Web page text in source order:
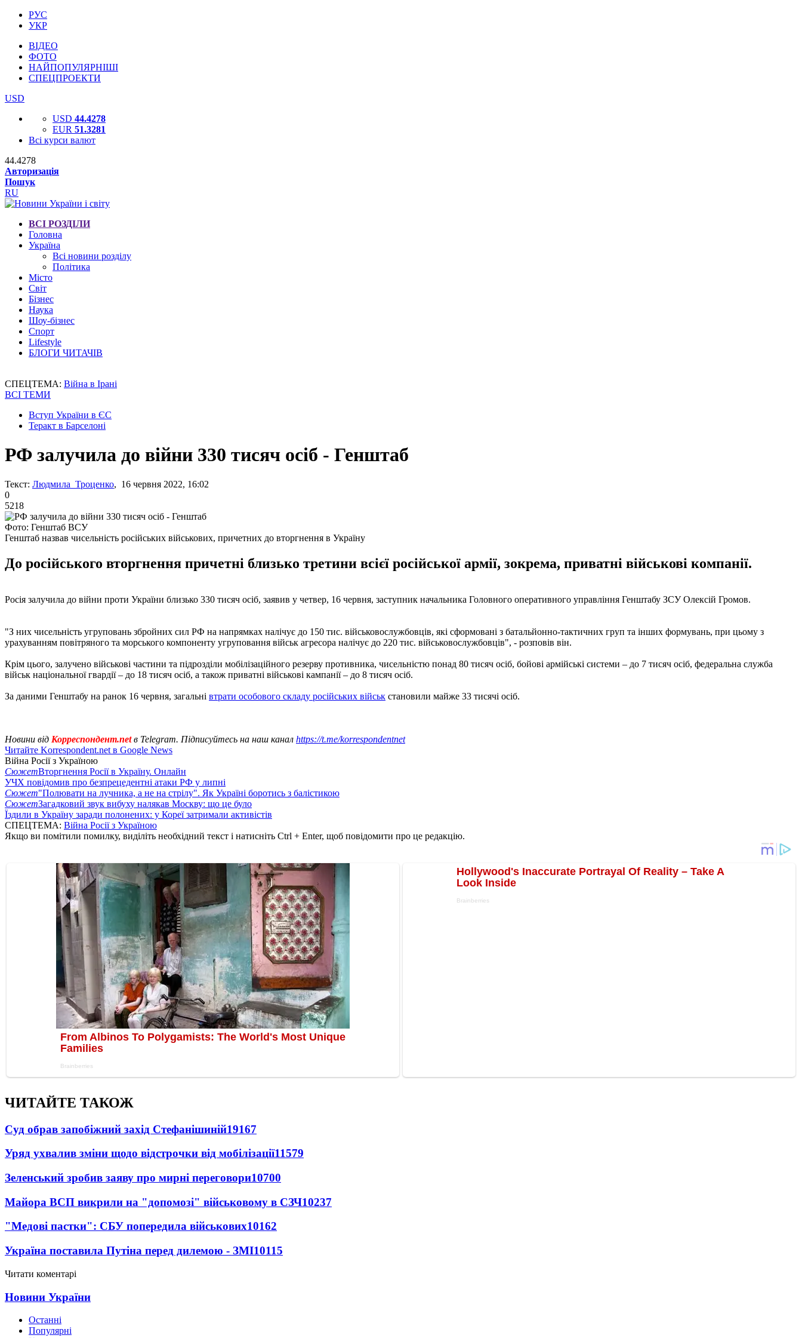
РУС
УКР
ВІДЕО
ФОТО
НАЙПОПУЛЯРНІШІ
СПЕЦПРОЕКТИ
USD
USD 44.4278
EUR 51.3281
Всі курси валют
44.4278
Авторизація
Пошук
RU
ВСІ РОЗДІЛИ
Головна
Україна
Всі новини розділу
Політика
Місто
Світ
Бізнес
Наука
Шоу-бізнес
Спорт
Lifestyle
БЛОГИ ЧИТАЧІВ
СПЕЦТЕМА: Війна в Ірані
ВСІ ТЕМИ
Вступ України в ЄС
Теракт в Барселоні
РФ залучила до війни 330 тисяч осіб - Генштаб
Текст: Людмила Троценко, 16 червня 2022, 16:02
0
5218
Фото: Генштаб ВСУ
Генштаб назвав чисельність російських військових, причетних до вторгнення в Україну
До російського вторгнення причетні близько третини всієї російської армії, зокрема, приватні військові компанії.
Росія залучила до війни проти України близько 330 тисяч осіб, заявив у четвер, 16 червня, заступник начальника Головного оперативного управління Генштабу ЗСУ Олексій Громов.
"З них чисельність угруповань збройних сил РФ на напрямках налічує до 150 тис. військовослужбовців, які сформовані з батальйонно-тактичних груп та інших формувань, при цьому з
урахуванням повітряного та морського компоненту угруповання військ агресора налічує до 220 тис. військовослужбовців", - розповів він.
Крім цього, залучено військові частини та підрозділи мобілізаційного резерву противника, чисельністю понад 80 тисяч осіб, бойові армійські системи – до 7 тисяч осіб, федеральна служба
військ національної гвардії – до 18 тисяч осіб, а також приватні військові кампанії – до 8 тисяч осіб.
За даними Генштабу на ранок 16 червня, загальні втрати особового складу російських військ становили майже 33 тисячі осіб.
Новини від Корреспондент.netв Telegram. Підписуйтесь на наш канал https://t.me/korrespondentnet
Читайте Korrespondent.net в Google News
Війна Росії з Україною
СюжетВторгнення Росії в Україну. Онлайн
УЧХ повідомив про безпрецедентні атаки РФ у липні
Сюжет"Полювати на лучника, а не на стрілу". Як Україні боротись з балістикою
СюжетЗагадковий звук вибуху налякав Москву: що це було
Їздили в Україну заради полонених: у Кореї затримали активістів
СПЕЦТЕМА: Війна Росії з Україною
Якщо ви помітили помилку, виділіть необхідний текст і натисніть Ctrl + Enter, щоб повідомити про це редакцію.
ЧИТАЙТЕ ТАКОЖ
Суд обрав запобіжний захід Стефанішиній19167
Уряд ухвалив зміни щодо відстрочки від мобілізації11579
Зеленський зробив заяву про мирні переговори10700
Майора ВСП викрили на "допомозі" військовому в СЗЧ10237
"Медові пастки": СБУ попередила військових10162
Україна поставила Путіна перед дилемою - ЗМІ10115
Читати коментарі
Новини України
Останні
Популярні